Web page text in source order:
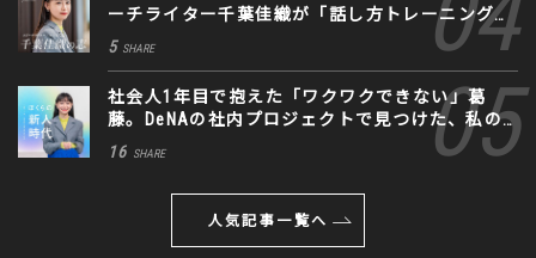
ーチライター千葉佳織が「話し方トレーニング」
に込めた思い
5 SHARE
社会人1年目で抱えた「ワクワクできない」葛
藤。DeNAの社内プロジェクトで見つけた、私の
生きる道
16 SHARE
人気記事一覧へ